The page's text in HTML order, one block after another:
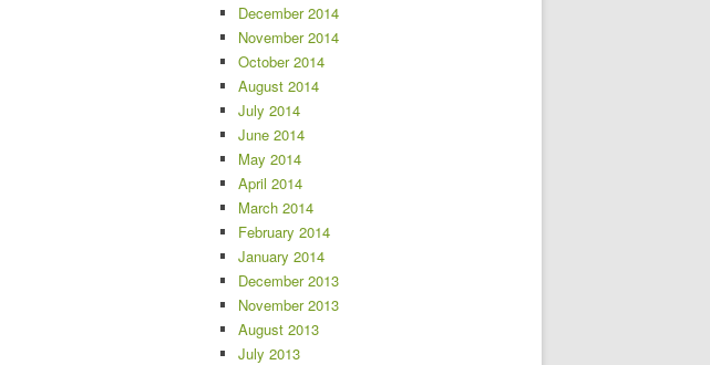
December 2014
November 2014
October 2014
August 2014
July 2014
June 2014
May 2014
April 2014
March 2014
February 2014
January 2014
December 2013
November 2013
August 2013
July 2013